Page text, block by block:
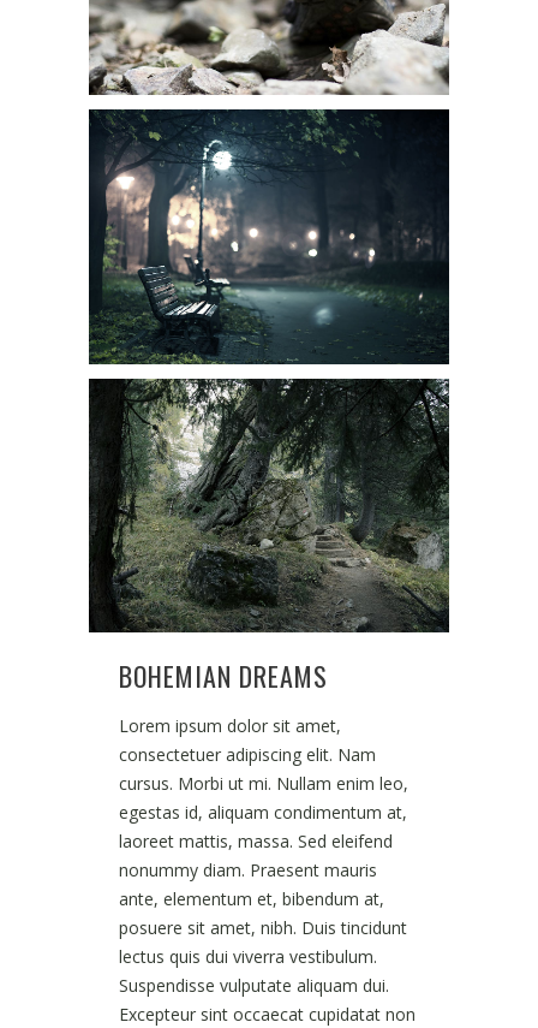
BOHEMIAN DREAMS
Lorem ipsum dolor sit amet,
consectetuer adipiscing elit. Nam
cursus. Morbi ut mi. Nullam enim leo,
egestas id, aliquam condimentum at,
laoreet mattis, massa. Sed eleifend
nonummy diam. Praesent mauris
ante, elementum et, bibendum at,
posuere sit amet, nibh. Duis tincidunt
lectus quis dui viverra vestibulum.
Suspendisse vulputate aliquam dui.
Excepteur sint occaecat cupidatat non